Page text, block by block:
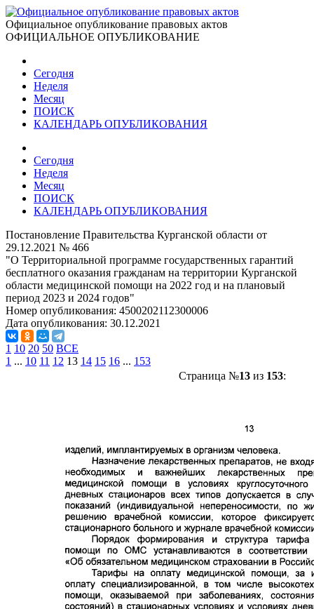
Официальное опубликование правовых актов
ОФИЦИАЛЬНОЕ ОПУБЛИКОВАНИЕ
Сегодня
Неделя
Месяц
ПОИСК
КАЛЕНДАРЬ ОПУБЛИКОВАНИЯ
Сегодня
Неделя
Месяц
ПОИСК
КАЛЕНДАРЬ ОПУБЛИКОВАНИЯ
Постановление Правительства Курганской области от
29.12.2021 № 466
"О Территориальной программе государственных гарантий
бесплатного оказания гражданам на территории Курганской
области медицинской помощи на 2022 год и на плановый
период 2023 и 2024 годов"
Номер опубликования: 4500202112300006
Дата опубликования: 30.12.2021
1 10 20 50 ВСЕ
1 ... 10 11 12 13 14 15 16 ... 153
Страница №13из 153: